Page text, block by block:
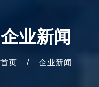
企业新闻
首页 / 企业新闻